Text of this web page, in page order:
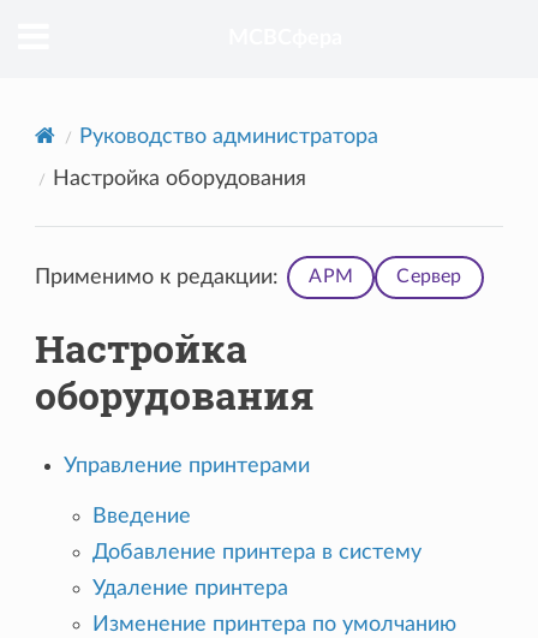
Руководство администратора
Настройка оборудования
Применимо к редакции: АРМ Сервер
Настройка
оборудования
Управление принтерами
Введение
Добавление принтера в систему
Удаление принтера
Изменение принтера по умолчанию